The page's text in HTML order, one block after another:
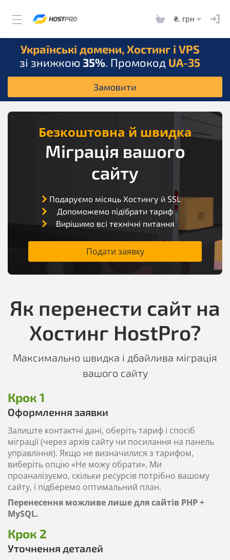
₴, грн
Українські домени, Хостинг і VPS
зі знижкою 35%. Промокод UA-35
Замовити
Безкоштовна й швидка
Міграція вашого
сайту
Подаруємо місяць Хостингу й SSL
Допоможемо підібрати тариф
Вирішимо всі технічні питання
Подати заявку
Як перенести сайт на
Хостинг HostPro?
Максимально швидка і дбайлива міграція
вашого сайту
Крок 1
Оформлення заявки
Залиште контактні дані, оберіть тариф і спосіб
міграції (через архів сайту чи посилання на панель
управління). Якщо не визначилися з тарифом,
виберіть опцію «Не можу обрати». Ми
проаналізуємо, скільки ресурсів потрібно вашому
сайту, і підберемо оптимальний план.
Перенесення можливе лише для сайтів PHP +
MySQL.
Крок 2
Уточнення деталей